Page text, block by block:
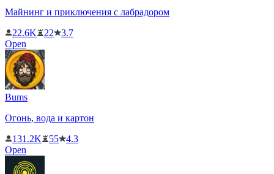
Майнинг и приключения с лабрадором
22.6K
22
3.7
Open
Bums
Огонь, вода и картон
131.2K
55
4.3
Open